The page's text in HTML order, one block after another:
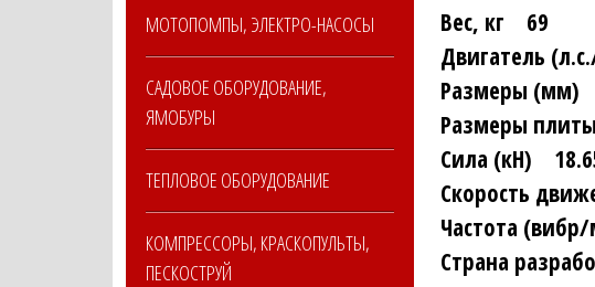
МОТОПОМПЫ, ЭЛЕКТРО-НАСОСЫ
САДОВОЕ ОБОРУДОВАНИЕ,
ЯМОБУРЫ
ТЕПЛОВОЕ ОБОРУДОВАНИЕ
КОМПРЕССОРЫ, КРАСКОПУЛЬТЫ,
ПЕСКОСТРУЙ
Вес, кг 69
Двигатель
Размеры (мм)
Размеры
Сила (кН)
Скорость
Частота
Страна